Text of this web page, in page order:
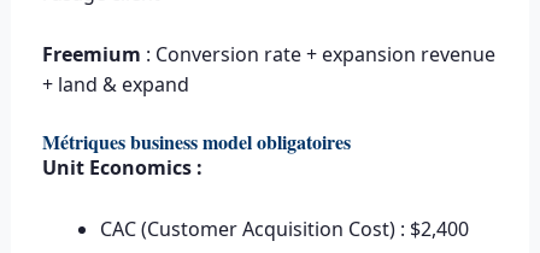
Freemium : Conversion rate + expansion revenue
+ land & expand
Métriques business model obligatoires
Unit Economics :
CAC (Customer Acquisition Cost) : $2,400